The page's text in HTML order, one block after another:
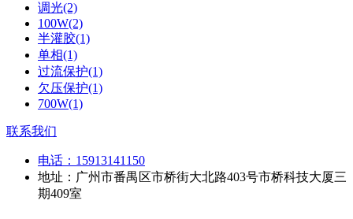
调光(2)
100W(2)
半灌胶(1)
单相(1)
过流保护(1)
欠压保护(1)
700W(1)
联系我们
电话： 15913141150
地址：广州市番禺区市桥街大北路403号市桥科技大厦三
期409室